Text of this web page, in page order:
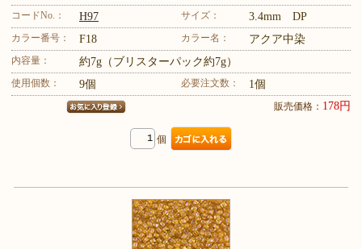
コードNo.： H97 サイズ： 3.4mm DP
カラー番号： F18 カラー名： アクア中染
内容量： 約7g（ブリスターパック約7g）
使用個数： 9個 必要注文数： 1個
販売価格： 178円
個